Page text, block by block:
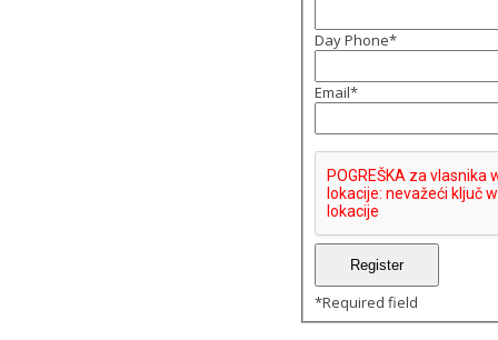
Day Phone*
Email*
*Required field